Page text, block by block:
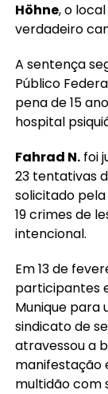
Höhne, o
verdadeiro
A sentença
Público
pena de 15
hospital
Fahrad N.foi
23 tentativas
solicitado pela
19 crimes de
intencional.
Em 13 de
participantes
Munique para
sindicato de
atravessou a
manifestação
multidão com